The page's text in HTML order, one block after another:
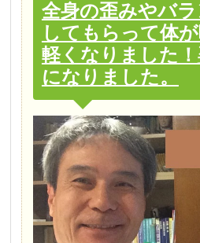
全身の歪みやバ
してもらって体
軽くなりました
になりました。